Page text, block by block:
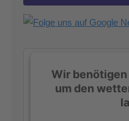
c
Wir
um den